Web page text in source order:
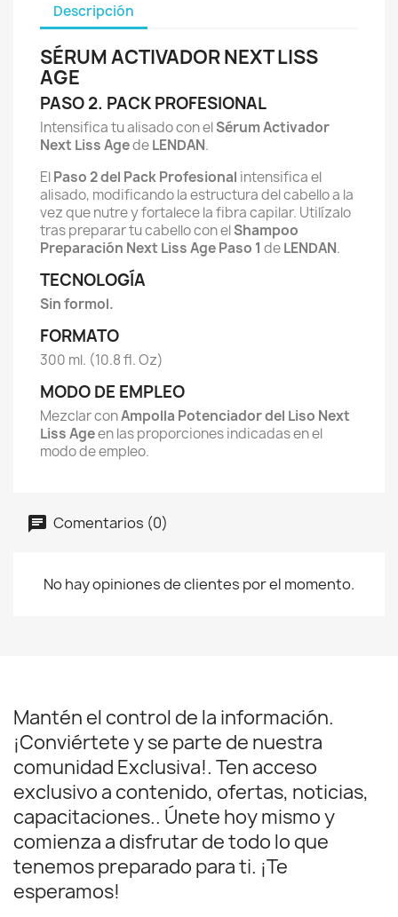
Descripción
SÉRUM ACTIVADOR NEXT LISS
AGE
PASO 2. PACK PROFESIONAL
Intensifica tu alisado con elSérum Activador
Next Liss AgedeLENDAN.
ElPaso 2 del Pack Profesional intensifica el
alisado, modificando la estructura del cabello a la
vez que nutre y fortalece la fibra capilar. Utilízalo
tras preparar tu cabello con elShampoo
Preparación Next Liss Age Paso 1 deLENDAN.
TECNOLOGÍA
Sin formol.
FORMATO
300 ml. (10.8 fl. Oz)
MODO DE EMPLEO
Mezclar conAmpolla Potenciador del Liso Next
Liss Ageen las proporciones indicadas en el
modo de empleo.
Comentarios (0)
No hay opiniones de clientes por el momento.
Mantén el control de la información.
¡Conviértete y se parte de nuestra
comunidad Exclusiva!. Ten acceso
exclusivo a contenido, ofertas, noticias,
capacitaciones.. Únete hoy mismo y
comienza a disfrutar de todo lo que
tenemos preparado para ti. ¡Te
esperamos!